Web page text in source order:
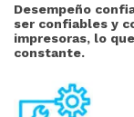
Desempeño
ser confiables y
impresoras, lo
constante.